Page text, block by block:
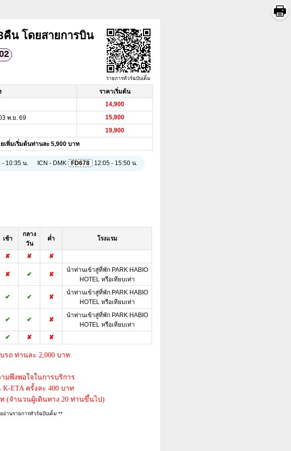
น โดยสายการบิน
รายการทัวร์ฉบับเต็ม
ราคาเริ่มต้น
14,900
พ.ย. 69
15,900
19,900
เพิ่มเริ่มต้นท่านละ 5,900 บาท
- 10:35 น. ICN - DMK FD678 12:05 - 15:50 น.
เช้า
กลาง
วัน
ค่ำ โรงแรม
✘ ✘ ✘
✘ ✔ ✘
นำท่านเข้าสู่ที่พัก PARK HABIO
HOTEL หรือเทียบเท่า
✔ ✔ ✘
นำท่านเข้าสู่ที่พัก PARK HABIO
HOTEL หรือเทียบเท่า
✔ ✔ ✘
นำท่านเข้าสู่ที่พัก PARK HABIO
HOTEL หรือเทียบเท่า
✔ ✘ ✘
ถ ท่านละ 2,000 บาท
พึงพอใจในการบริการ
ETA ครั้งละ 400 บาท
(จำนวนผู้เดินทาง 20 ท่านขึ้นไป)
อ่านรายการทัวร์ฉบับเต็ม **